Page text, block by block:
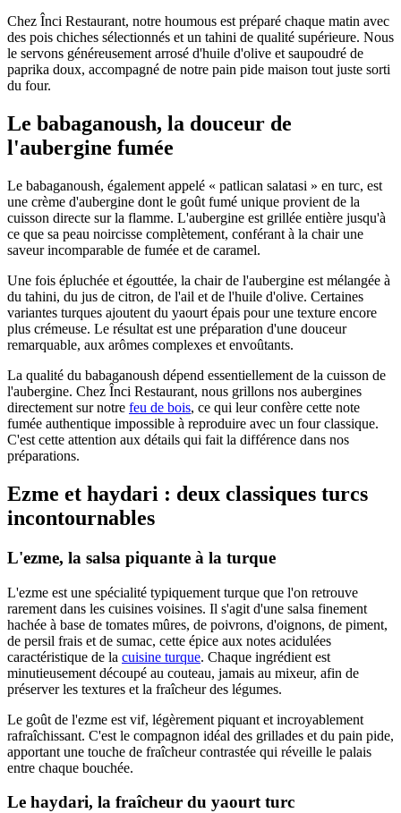
Chez Înci Restaurant, notre houmous est préparé chaque matin avec
des pois chiches sélectionnés et un tahini de qualité supérieure. Nous
le servons généreusement arrosé d'huile d'olive et saupoudré de
paprika doux, accompagné de notre pain pide maison tout juste sorti
du four.
Le babaganoush, la douceur de
l'aubergine fumée
Le babaganoush, également appelé « patlican salatasi » en turc, est
une crème d'aubergine dont le goût fumé unique provient de la
cuisson directe sur la flamme. L'aubergine est grillée entière jusqu'à
ce que sa peau noircisse complètement, conférant à la chair une
saveur incomparable de fumée et de caramel.
Une fois épluchée et égouttée, la chair de l'aubergine est mélangée à
du tahini, du jus de citron, de l'ail et de l'huile d'olive. Certaines
variantes turques ajoutent du yaourt épais pour une texture encore
plus crémeuse. Le résultat est une préparation d'une douceur
remarquable, aux arômes complexes et envoûtants.
La qualité du babaganoush dépend essentiellement de la cuisson de
l'aubergine. Chez Înci Restaurant, nous grillons nos aubergines
directement sur notre feu de bois, ce qui leur confère cette note
fumée authentique impossible à reproduire avec un four classique.
C'est cette attention aux détails qui fait la différence dans nos
préparations.
Ezme et haydari : deux classiques turcs
incontournables
L'ezme, la salsa piquante à la turque
L'ezme est une spécialité typiquement turque que l'on retrouve
rarement dans les cuisines voisines. Il s'agit d'une salsa finement
hachée à base de tomates mûres, de poivrons, d'oignons, de piment,
de persil frais et de sumac, cette épice aux notes acidulées
caractéristique de la cuisine turque. Chaque ingrédient est
minutieusement découpé au couteau, jamais au mixeur, afin de
préserver les textures et la fraîcheur des légumes.
Le goût de l'ezme est vif, légèrement piquant et incroyablement
rafraîchissant. C'est le compagnon idéal des grillades et du pain pide,
apportant une touche de fraîcheur contrastée qui réveille le palais
entre chaque bouchée.
Le haydari, la fraîcheur du yaourt turc